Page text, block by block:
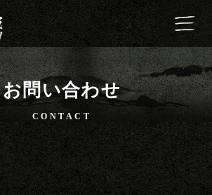
お問い合わせ
CONTACT